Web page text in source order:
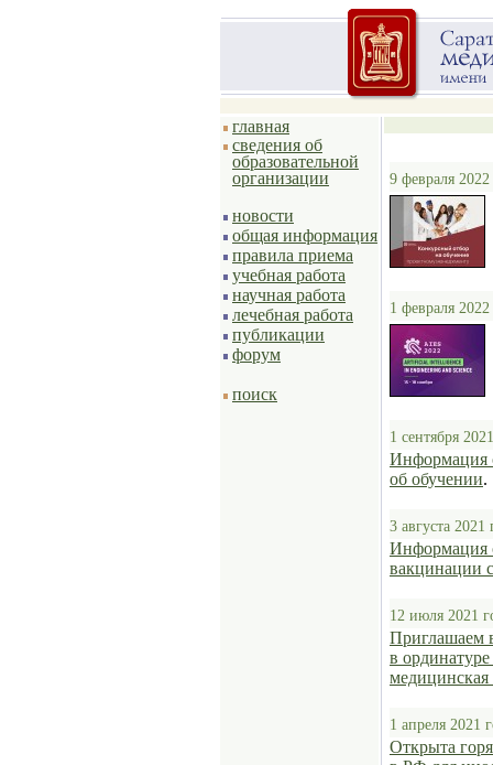
главная
сведения об
образовательной
организации
новости
общая информация
правила приема
учебная работа
научная работа
лечебная работа
публикации
форум
поиск
9 февраля 2022
1 февраля 2022
1 сентября
Информация
об обучении.
3 августа 2021
Информация
вакцинации
12 июля 2021
Приглашаем
в
1 апреля 2021
Открыта